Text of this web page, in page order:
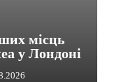
місць
у Лондоні